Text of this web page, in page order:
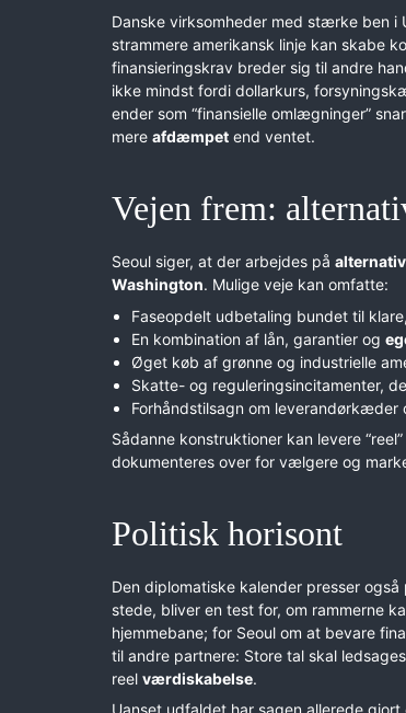
Danske virksomheder med stærke ben i
strammere amerikansk linje kan skabe
finansieringskrav breder sig til andre
ikke mindst fordi dollarkurs,
ender som “finansielle omlægninger”
mere afdæmpet end ventet.
Vejen frem:
Seoul siger, at der arbejdes på
Washington. Mulige veje kan omfatte:
Faseopdelt udbetaling bundet til
En kombination af lån, garantier og
Øget køb af grønne og industrielle
Skatte- og reguleringsincitamenter,
Forhåndstilsagn om
Sådanne konstruktioner kan levere
dokumenteres over for vælgere og
Politisk horisont
Den diplomatiske kalender presser
stede, bliver en test for, om rammerne
hjemmebane; for Seoul om at bevare
til andre partnere: Store tal skal
reel værdiskabelse.